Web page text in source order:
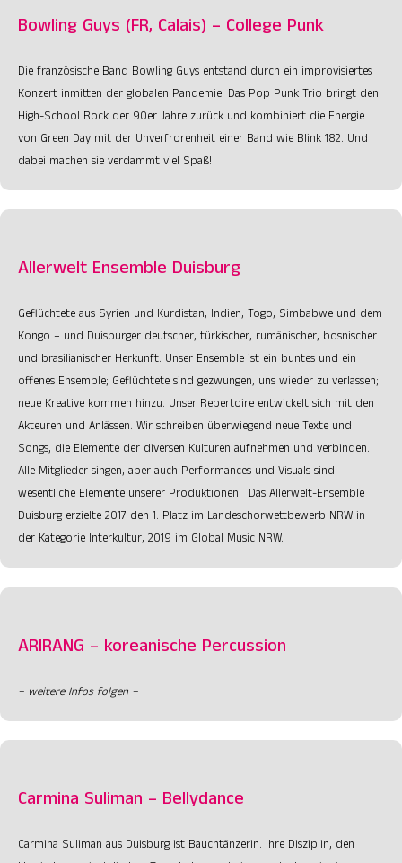
Bowling Guys (FR, Calais) – College Punk
Die französische Band Bowling Guys entstand durch ein improvisiertes
Konzert inmitten der globalen Pandemie. Das Pop Punk Trio bringt den
High-School Rock der 90er Jahre zurück und kombiniert die Energie
von Green Day mit der Unverfrorenheit einer Band wie Blink 182. Und
dabei machen sie verdammt viel Spaß!
Allerwelt Ensemble Duisburg
Geflüchtete aus Syrien und Kurdistan, Indien, Togo, Simbabwe und dem
Kongo – und Duisburger deutscher, türkischer, rumänischer, bosnischer
und brasilianischer Herkunft. Unser Ensemble ist ein buntes und ein
offenes Ensemble; Geflüchtete sind gezwungen, uns wieder zu verlassen;
neue Kreative kommen hinzu. Unser Repertoire entwickelt sich mit den
Akteuren und Anlässen. Wir schreiben überwiegend neue Texte und
Songs, die Elemente der diversen Kulturen aufnehmen und verbinden.
Alle Mitglieder singen, aber auch Performances und Visuals sind
wesentliche Elemente unserer Produktionen. Das Allerwelt-Ensemble
Duisburg erzielte 2017 den 1. Platz im Landeschorwettbewerb NRW in
der Kategorie Interkultur, 2019 im Global Music NRW.
ARIRANG – koreanische Percussion
– weitere Infos folgen –
Carmina Suliman – Bellydance
Carmina Suliman aus Duisburg ist Bauchtänzerin. Ihre Disziplin, den